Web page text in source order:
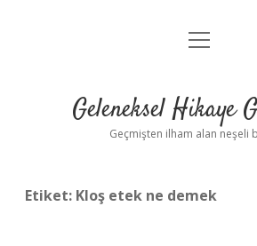
Anasayfa
Yasal Uyarı
menüyü
Geleneksel Hikaye
Geçmişten ilham alan neşeli
Etiket: Kloş etek ne demek